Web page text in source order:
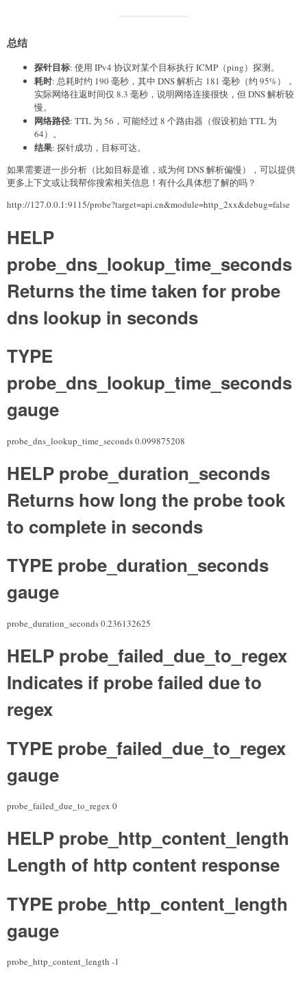
总结
探针目标: 使用 IPv4 协议对某个目标执行 ICMP（ping）探测。
耗时: 总耗时约 190 毫秒，其中 DNS 解析占 181 毫秒（约 95%），
实际网络往返时间仅 8.3 毫秒，说明网络连接很快，但 DNS 解析较
慢。
网络路径: TTL 为 56，可能经过 8 个路由器（假设初始 TTL 为
64）。
结果: 探针成功，目标可达。
如果需要进一步分析（比如目标是谁，或为何 DNS 解析偏慢），可以提供
更多上下文或让我帮你搜索相关信息！有什么具体想了解的吗？
http://127.0.0.1:9115/probe?target=api.cn&module=http_2xx&debug=false
HELP
probe_dns_lookup_time_seconds
Returns the time taken for probe
dns lookup in seconds
TYPE
probe_dns_lookup_time_seconds
gauge
probe_dns_lookup_time_seconds 0.099875208
HELP probe_duration_seconds
Returns how long the probe took
to complete in seconds
TYPE probe_duration_seconds
gauge
probe_duration_seconds 0.236132625
HELP probe_failed_due_to_regex
Indicates if probe failed due to
regex
TYPE probe_failed_due_to_regex
gauge
probe_failed_due_to_regex 0
HELP probe_http_content_length
Length of http content response
TYPE probe_http_content_length
gauge
probe_http_content_length -1